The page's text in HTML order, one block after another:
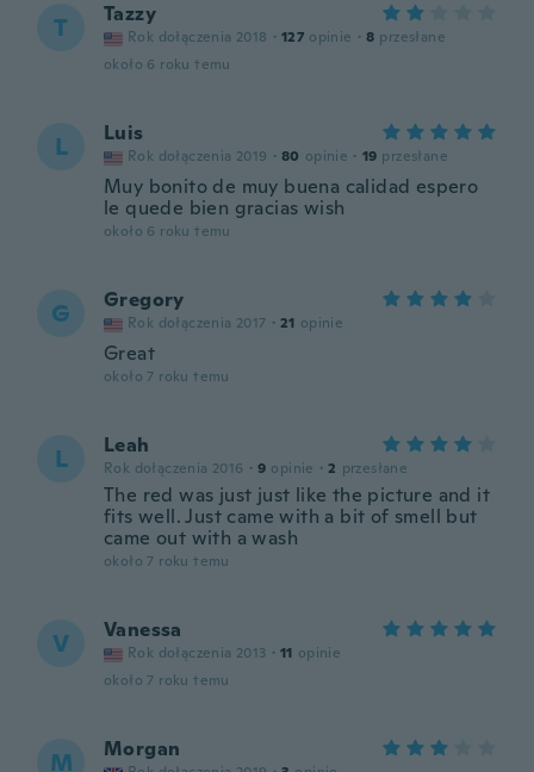
T Tazzy
Rok dołączenia 2018 · 127 opinie · 8 przesłane
około 6 roku temu
L Luis
Rok dołączenia 2019 · 80 opinie · 19 przesłane
Muy bonito de muy buena calidad espero
le quede bien gracias wish
około 6 roku temu
G Gregory
Rok dołączenia 2017 · 21 opinie
Great
około 7 roku temu
L Leah
Rok dołączenia 2016 · 9 opinie · 2 przesłane
The red was just just like the picture and it
fits well. Just came with a bit of smell but
came out with a wash
około 7 roku temu
V Vanessa
Rok dołączenia 2013 · 11 opinie
około 7 roku temu
M Morgan